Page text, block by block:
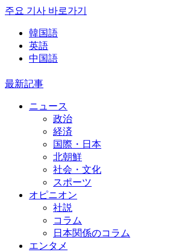
주요 기사 바로가기
韓国語
英語
中国語
最新記事
ニュース
政治
経済
国際・日本
北朝鮮
社会・文化
スポーツ
オピニオン
社説
コラム
日本関係のコラム
エンタメ